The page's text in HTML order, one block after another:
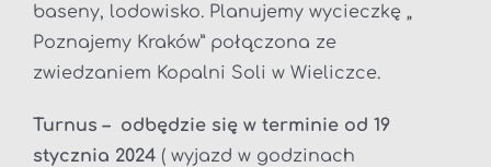
baseny, lodowisko. Planujemy wycieczkę „
Poznajemy Kraków” połączona ze
zwiedzaniem Kopalni Soli w Wieliczce.
Turnus – odbędzie się w terminie od 19
stycznia 2024 ( wyjazd w godzinach